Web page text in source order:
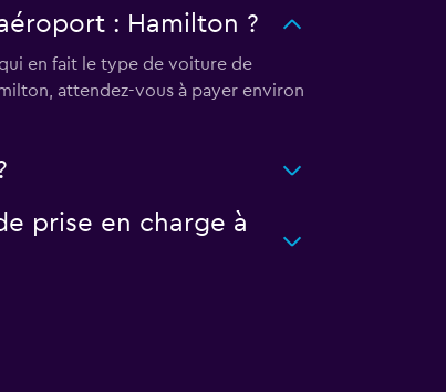
: Hamilton ?
en fait le type de voiture de
attendez-vous à payer environ
prise en charge à